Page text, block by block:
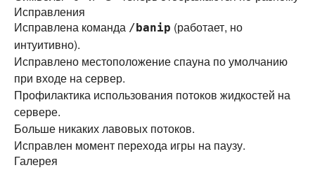
Исправления
Исправлена команда / banip (работает, но
интуитивно).
Исправлено местоположение спауна по умолчанию
при входе на сервер.
Профилактика использования потоков жидкостей на
сервере.
Больше никаких лавовых потоков.
Исправлен момент перехода игры на паузу.
Галерея